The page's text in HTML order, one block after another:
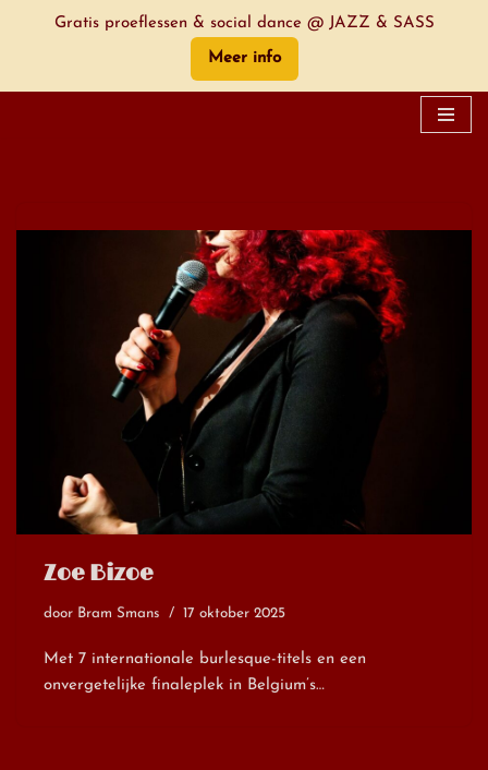
inhoud
Zoe Bizoe
door Bram Smans 17 oktober 2025
Met 7 internationale burlesque-titels en een
onvergetelijke finaleplek in Belgium’s…
Gratis proeflessen & social dance @ JAZZ & SASS
Meer info